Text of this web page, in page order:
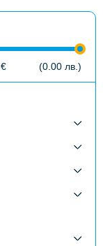
лв.)
€ (0.00 лв. )